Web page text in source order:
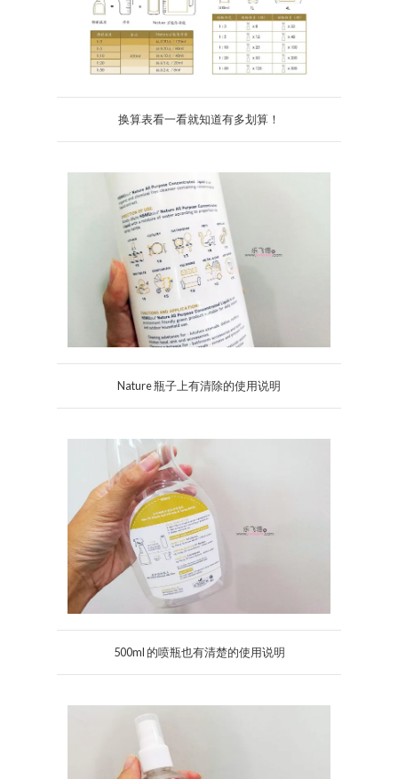
换算表看一看就知道有多划算！
Nature 瓶子上有清除的使用说明
500ml 的喷瓶也有清楚的使用说明